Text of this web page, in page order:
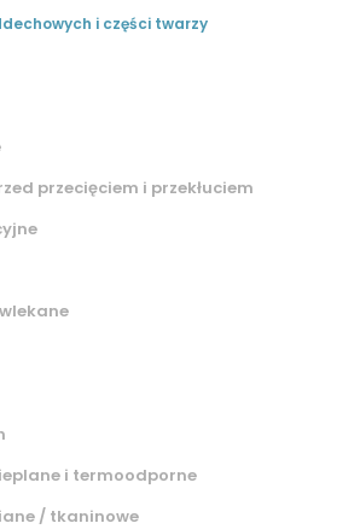
i części twarzy
przecięciem i przekłuciem
i termoodporne
/ tkaninowe